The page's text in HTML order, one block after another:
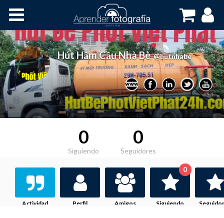
Cursos OnLine
Hút Hầm Cầu Nhà Bè,@hutnhabe
0
Siguiendo
0
Seguidores
Actividad Perfil Amigos Siguiendo
0